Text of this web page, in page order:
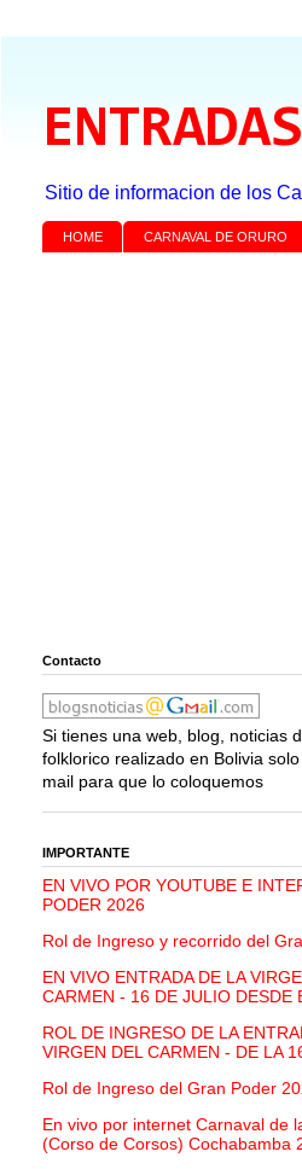
Sitio de informacion de los
HOME CARNAVAL DE ORURO
Contacto
Si tienes una web, blog, noticias
folklorico realizado en Bolivia
mail para que lo coloquemos
IMPORTANTE
EN VIVO POR YOUTUBE E
PODER 2026
Rol de Ingreso y recorrido del
EN VIVO ENTRADA DE LA
CARMEN - 16 DE JULIO DESDE
ROL DE INGRESO DE LA
VIRGEN DEL CARMEN - DE LA
Rol de Ingreso del Gran Poder
En vivo por internet Carnaval de
(Corso de Corsos) Cochabamba